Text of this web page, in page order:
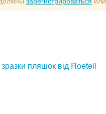
пляшок від Roetell